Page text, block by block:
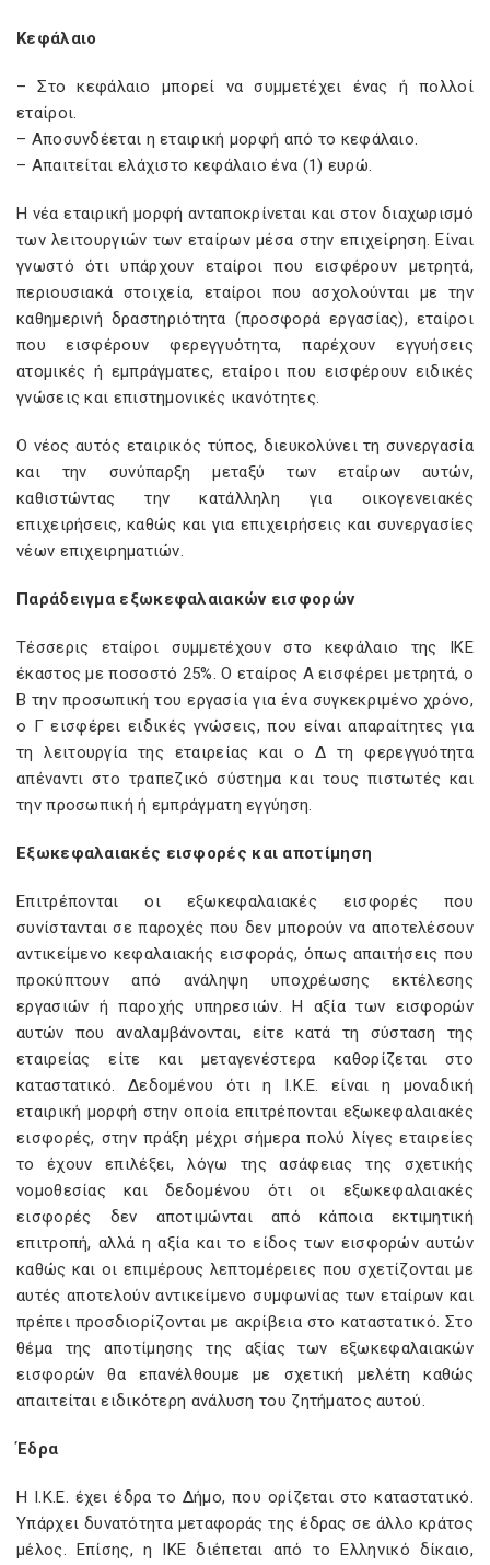
Κεφάλαιο
– Στο κεφάλαιο μπορεί να συμμετέχει ένας ή πολλοί
εταίροι.
– Αποσυνδέεται η εταιρική μορφή από το κεφάλαιο.
– Απαιτείται ελάχιστο κεφάλαιο ένα (1) ευρώ.
Η νέα εταιρική μορφή ανταποκρίνεται και στον διαχωρισμό
των λειτουργιών των εταίρων μέσα στην επιχείρηση. Είναι
γνωστό ότι υπάρχουν εταίροι που εισφέρουν μετρητά,
περιουσιακά στοιχεία, εταίροι που ασχολούνται με την
καθημερινή δραστηριότητα (προσφορά εργασίας), εταίροι
που εισφέρουν φερεγγυότητα, παρέχουν εγγυήσεις
ατομικές ή εμπράγματες, εταίροι που εισφέρουν ειδικές
γνώσεις και επιστημονικές ικανότητες.
Ο νέος αυτός εταιρικός τύπος, διευκολύνει τη συνεργασία
και την συνύπαρξη μεταξύ των εταίρων αυτών,
καθιστώντας την κατάλληλη για οικογενειακές
επιχειρήσεις, καθώς και για επιχειρήσεις και συνεργασίες
νέων επιχειρηματιών.
Παράδειγμα εξωκεφαλαιακών εισφορών
Τέσσερις εταίροι συμμετέχουν στο κεφάλαιο της ΙΚΕ
έκαστος με ποσοστό 25%. Ο εταίρος Α εισφέρει μετρητά, ο
Β την προσωπική του εργασία για ένα συγκεκριμένο χρόνο,
ο Γ εισφέρει ειδικές γνώσεις, που είναι απαραίτητες για
τη λειτουργία της εταιρείας και ο Δ τη φερεγγυότητα
απέναντι στο τραπεζικό σύστημα και τους πιστωτές και
την προσωπική ή εμπράγματη εγγύηση.
Εξωκεφαλαιακές εισφορές και αποτίμηση
Επιτρέπονται οι εξωκεφαλαιακές εισφορές που
συνίστανται σε παροχές που δεν μπορούν να αποτελέσουν
αντικείμενο κεφαλαιακής εισφοράς, όπως απαιτήσεις που
προκύπτουν από ανάληψη υποχρέωσης εκτέλεσης
εργασιών ή παροχής υπηρεσιών. Η αξία των εισφορών
αυτών που αναλαμβάνονται, είτε κατά τη σύσταση της
εταιρείας είτε και μεταγενέστερα καθορίζεται στο
καταστατικό. Δεδομένου ότι η Ι.Κ.Ε. είναι η μοναδική
εταιρική μορφή στην οποία επιτρέπονται εξωκεφαλαιακές
εισφορές, στην πράξη μέχρι σήμερα πολύ λίγες εταιρείες
το έχουν επιλέξει, λόγω της ασάφειας της σχετικής
νομοθεσίας και δεδομένου ότι οι εξωκεφαλαιακές
εισφορές δεν αποτιμώνται από κάποια εκτιμητική
επιτροπή, αλλά η αξία και το είδος των εισφορών αυτών
καθώς και οι επιμέρους λεπτομέρειες που σχετίζονται με
αυτές αποτελούν αντικείμενο συμφωνίας των εταίρων και
πρέπει προσδιορίζονται με ακρίβεια στο καταστατικό. Στο
θέμα της αποτίμησης της αξίας των εξωκεφαλαιακών
εισφορών θα επανέλθουμε με σχετική μελέτη καθώς
απαιτείται ειδικότερη ανάλυση του ζητήματος αυτού.
Έδρα
Η Ι.Κ.Ε. έχει έδρα το Δήμο, που ορίζεται στο καταστατικό.
Υπάρχει δυνατότητα μεταφοράς της έδρας σε άλλο κράτος
μέλος. Επίσης, η ΙΚΕ διέπεται από το Ελληνικό δίκαιο,